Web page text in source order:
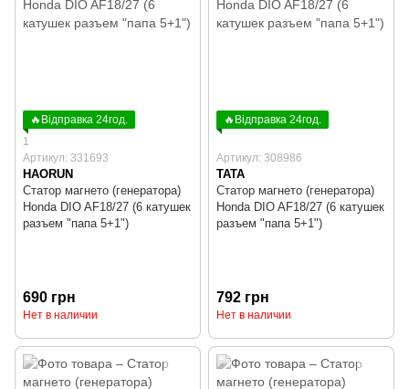
🔥Відправка 24год.
1
Артикул: 331693
HAORUN
Статор магнето (генератора)
Honda DIO AF18/27 (6 катушек
разъем "папа 5+1")
690 грн
Нет в наличии
🔥Відправка 24год.
Артикул: 308986
TATA
Статор магнето (генератора)
Honda DIO AF18/27 (6 катушек
разъем "папа 5+1")
792 грн
Нет в наличии